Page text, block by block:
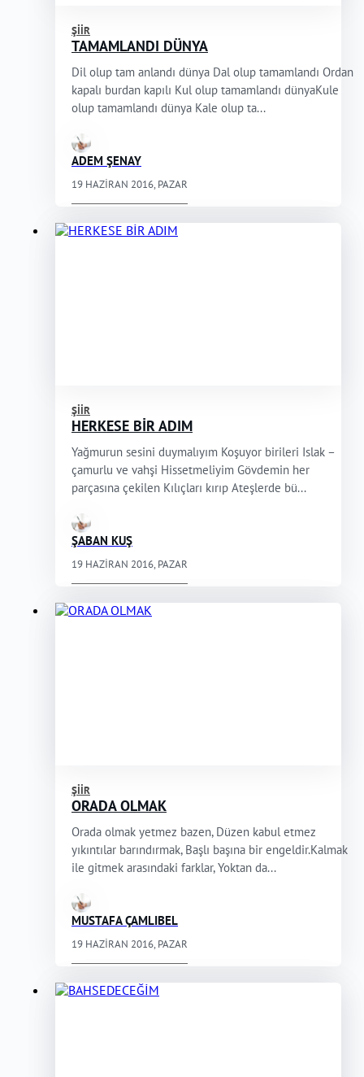
ŞIIR
TAMAMLANDI DÜNYA
Dil olup tam anlandı dünya Dal olup tamamlandı Ordan
kapalı burdan kapılı Kul olup tamamlandı dünyaKule
olup tamamlandı dünya Kale olup ta...
ADEM ŞENAY
19 HAZIRAN 2016, PAZAR
ŞIIR
HERKESE BİR ADIM
Yağmurun sesini duymalıyım Koşuyor birileri Islak –
çamurlu ve vahşi Hissetmeliyim Gövdemin her
parçasına çekilen Kılıçları kırıp Ateşlerde bü...
ŞABAN KUŞ
19 HAZIRAN 2016, PAZAR
ŞIIR
ORADA OLMAK
Orada olmak yetmez bazen, Düzen kabul etmez
yıkıntılar barındırmak, Başlı başına bir engeldir.Kalmak
ile gitmek arasındaki farklar, Yoktan da...
MUSTAFA ÇAMLIBEL
19 HAZIRAN 2016, PAZAR